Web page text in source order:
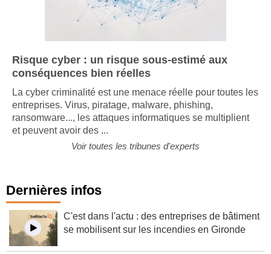
Risque cyber : un risque sous-estimé aux
conséquences bien réelles
La cyber criminalité est une menace réelle pour toutes les
entreprises. Virus, piratage, malware, phishing,
ransomware..., les attaques informatiques se multiplient
Dernières infos
C'est dans l'actu : des entreprises de bâtiment